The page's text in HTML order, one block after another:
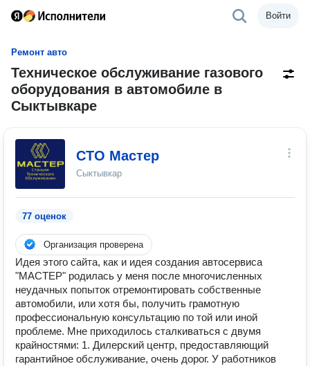
Войти
Ремонт авто
Техническое обслуживание газового
оборудования в автомобиле в
Сыктывкаре
СТО Мастер
Сыктывкар
77 оценок
Организация проверена
Идея этого сайта, как и идея создания автосервиса
"МАСТЕР" родилась у меня после многочисленных
неудачных попыток отремонтировать собственные
автомобили, или хотя бы, получить грамотную
профессиональную консультацию по той или иной
проблеме. Мне приходилось сталкиваться с двумя
крайностями: 1. Дилерский центр, предоставляющий
гарантийное обслуживание, очень дорог. У работников